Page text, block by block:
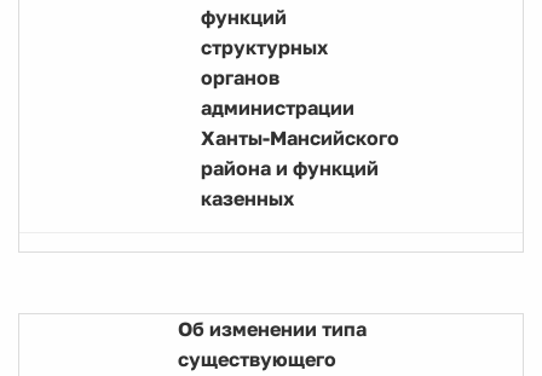
функций
структурных
органов
администрации
Ханты-Мансийского
района и функций
казенных
Об изменении типа
существующего